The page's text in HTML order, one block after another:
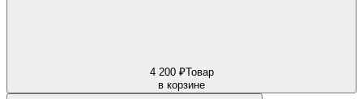
4 200 ₽Товар
в корзине